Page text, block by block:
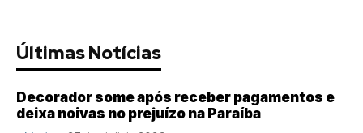
Últimas Notícias
Decorador some após receber pagamentos e
deixa noivas no prejuízo na Paraíba